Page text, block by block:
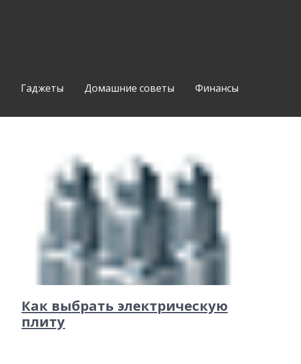
Гаджеты Домашние советы Финансы
Как выбрать электрическую
плиту